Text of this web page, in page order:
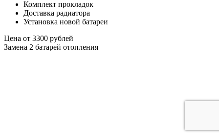
Комплект прокладок
Доставка радиатора
Установка новой батареи
Цена от 3300 рублей
Замена 2 батарей отопления